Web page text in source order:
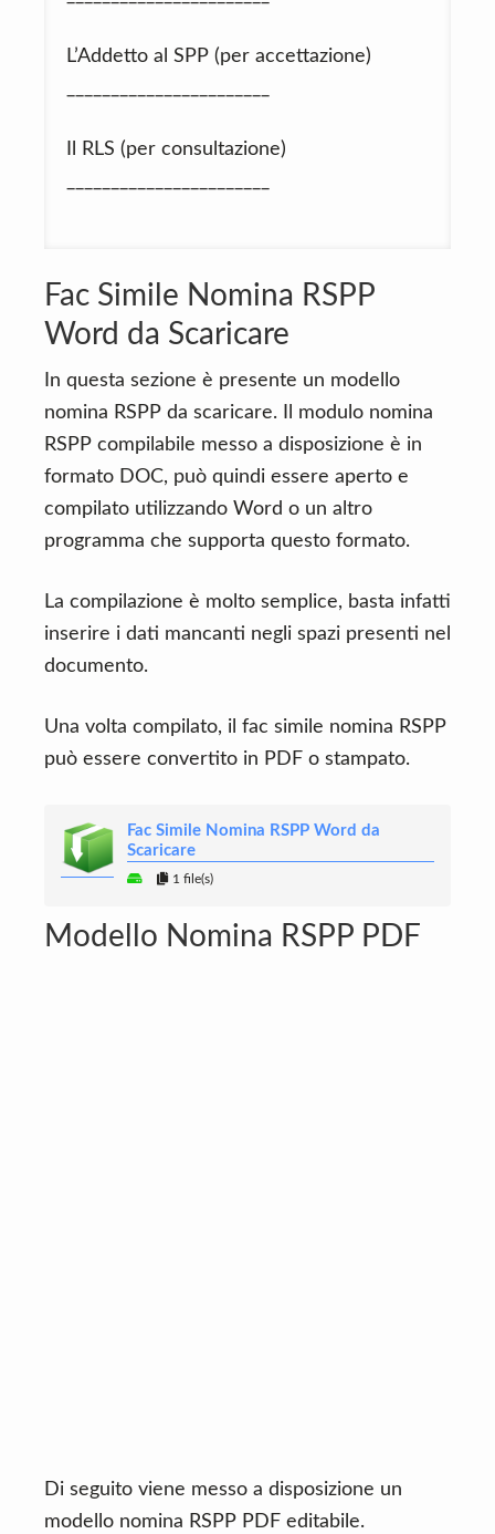
L’Addetto al SPP (per accettazione)
Il RLS (per consultazione)
Fac Simile Nomina RSPP
Word da Scaricare
In questa sezione è presente un modello
nomina RSPP da scaricare. Il modulo nomina
RSPP compilabile messo a disposizione è in
formato DOC, può quindi essere aperto e
compilato utilizzando Word o un altro
programma che supporta questo formato.
La compilazione è molto semplice, basta infatti
inserire i dati mancanti negli spazi presenti nel
documento.
Una volta compilato, il fac simile nomina RSPP
può essere convertito in PDF o stampato.
Fac Simile Nomina RSPP Word da
Scaricare
1 file(s)
Modello Nomina RSPP PDF
Di seguito viene messo a disposizione un
modello nomina RSPP PDF editabile.